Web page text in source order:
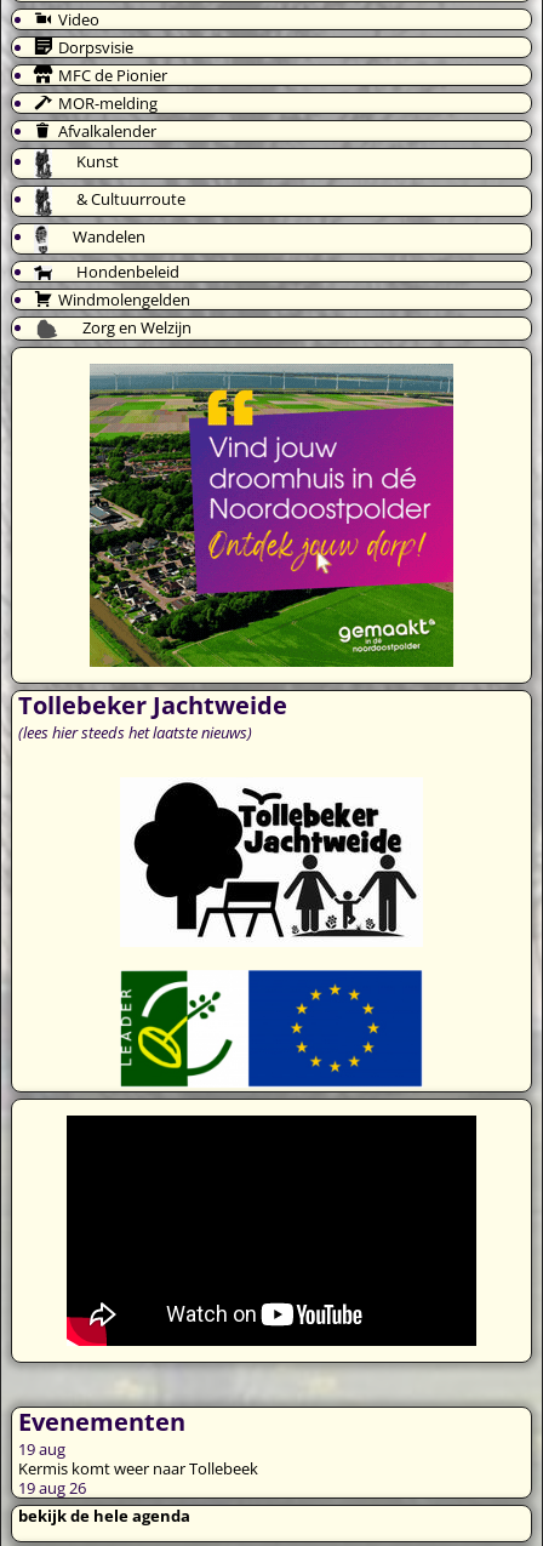
Video
Dorpsvisie
MFC de Pionier
MOR-melding
Afvalkalender
Kunst
& Cultuurroute
Wandelen
Hondenbeleid
Windmolengelden
Zorg en Welzijn
Tollebeker Jachtweide
(lees hier steeds het laatste nieuws)
Evenementen
19aug
Kermis komt weer naar Tollebeek
19 aug 26
bekijk de hele agenda